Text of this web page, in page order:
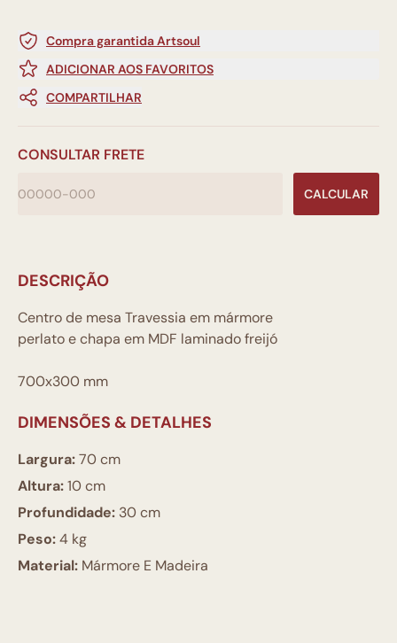
Compra garantida Artsoul
ADICIONAR AOS FAVORITOS
COMPARTILHAR
CONSULTAR FRETE
CALCULAR
DESCRIÇÃO
Centro de mesa Travessia em mármore
perlato e chapa em MDF laminado freijó
700x300 mm
DIMENSÕES & DETALHES
Largura:70 cm
Altura:10 cm
Profundidade: 30 cm
Peso:4 kg
Material: Mármore E Madeira